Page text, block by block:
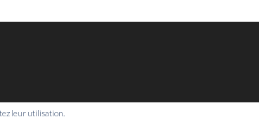
leur utilisation.